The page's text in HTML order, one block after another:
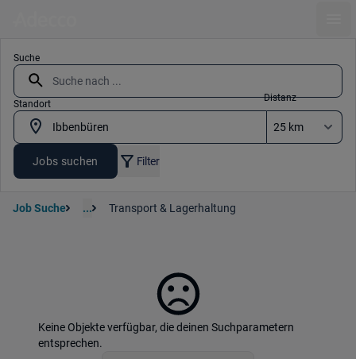
Suche
Standort
Distanz
Jobs suchen Filter
Job Suche ... Transport & Lagerhaltung
Keine Objekte verfügbar, die deinen Suchparametern
entsprechen.